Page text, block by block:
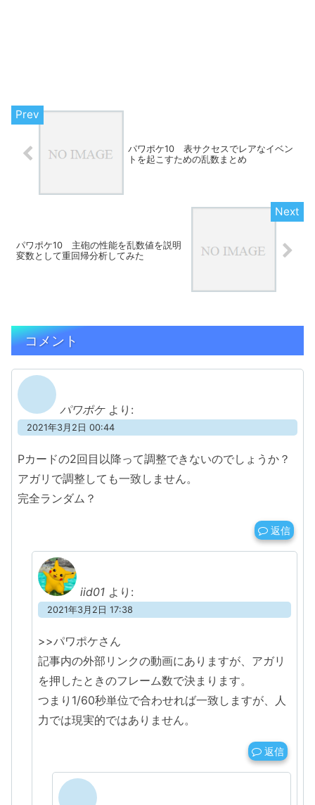
パワポケ10 表サクセスでレアなイベン
トを起こすための乱数まとめ
パワポケ10 主砲の性能を乱数値を説明
変数として重回帰分析してみた
コメント
パワポケ より:
2021年3月2日 00:44
Pカードの2回目以降って調整できないのでしょうか？
アガリで調整しても一致しません。
完全ランダム？
返信
iid01 より:
2021年3月2日 17:38
>>パワポケさん
記事内の外部リンクの動画にありますが、アガリ
を押したときのフレーム数で決まります。
つまり1/60秒単位で合わせれば一致しますが、人
力では現実的ではありません。
返信